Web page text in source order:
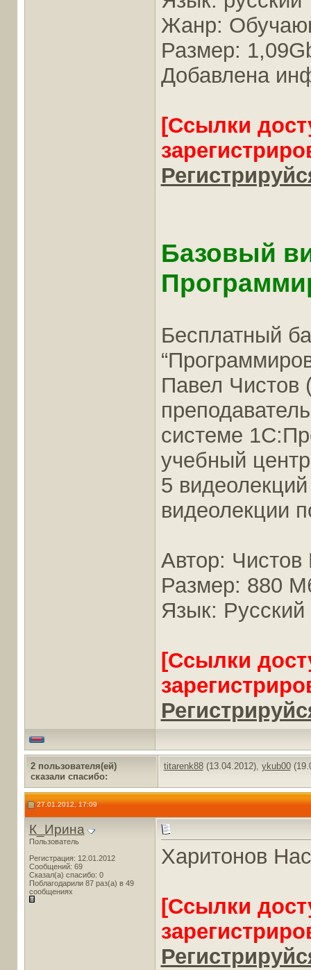
Жанр:
Размер:
Добавлена
[Ссылки
Базовый
Бесплатный
Павел Чистов
системе
учебный
5
видеолекции
Автор: Чистов
Размер: 880
Язык: Русский
[Ссылки
2 пользователя(ей)
сказали cпасибо:
titarenk88(13.04.2012), ykub00
27.01.2012, 17:09
К_Ирина
Пользователь
Регистрация: 12.01.2012
Сообщений: 69
Сказал(а) спасибо: 0
Поблагодарили 87 раз(а) в 49
сообщениях
Харитонов
[Ссылки